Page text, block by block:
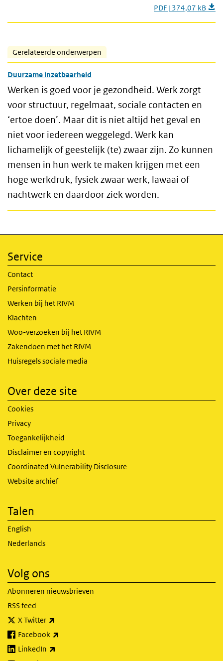
PDF | 374,07 kB
Gerelateerde onderwerpen
Duurzame inzetbaarheid
Werken is goed voor je gezondheid. Werk zorgt
voor structuur, regelmaat, sociale contacten en
‘ertoe doen’. Maar dit is niet altijd het geval en
niet voor iedereen weggelegd. Werk kan
lichamelijk of geestelijk (te) zwaar zijn. Zo kunnen
mensen in hun werk te maken krijgen met een
hoge werkdruk, fysiek zwaar werk, lawaai of
nachtwerk en daardoor ziek worden.
Service
Contact
Persinformatie
Werken bij het RIVM
Klachten
Woo-verzoeken bij het RIVM
Zakendoen met het RIVM
Huisregels sociale media
Over deze site
Cookies
Privacy
Toegankelijkheid
Disclaimer en copyright
Coordinated Vulnerability Disclosure
Website archief
Talen
English
Nederlands
Volg ons
Abonneren nieuwsbrieven
RSS feed
X Twitter
Facebook
LinkedIn